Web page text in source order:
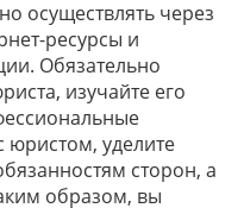
осуществлять через
ресурсы и
Обязательно
изучайте его
юристом, уделите
сторон, а
образом, вы